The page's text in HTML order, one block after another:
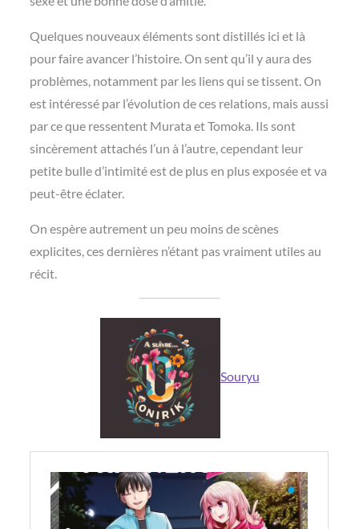
Quelques nouveaux éléments sont distillés ici et là
pour faire avancer l’histoire. On sent qu’il y aura des
problèmes, notamment par les liens qui se tissent. On
est intéressé par l’évolution de ces relations, mais aussi
par ce que ressentent Murata et Tomoka. Ils sont
sincèrement attachés l’un à l’autre, cependant leur
petite bulle d’intimité est de plus en plus exposée et va
peut-être éclater.
On espère autrement un peu moins de scènes
explicites, ces dernières n’étant pas vraiment utiles au
récit.
Souryu